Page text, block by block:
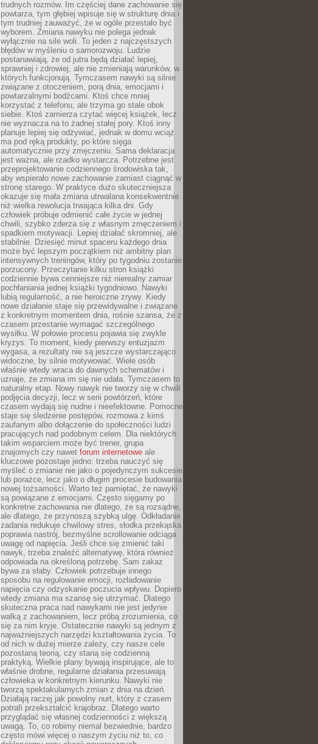
trudnych rozmów. Im częściej dane zachowanie się
powtarza, tym głębiej wpisuje się w strukturę dnia i
tym trudniej zauważyć, że w ogóle przestało być
wyborem. Zmiana nawyku nie polega jednak
wyłącznie na sile woli. To jeden z najczęstszych
błędów w myśleniu o samorozwoju. Ludzie
postanawiają, że od jutra będą działać lepiej,
sprawniej i zdrowiej, ale nie zmieniają warunków, w
których funkcjonują. Tymczasem nawyki są silnie
związane z otoczeniem, porą dnia, emocjami i
powtarzalnymi bodźcami. Ktoś chce mniej
korzystać z telefonu, ale trzyma go stale obok
siebie. Ktoś zamierza czytać więcej książek, lecz
nie wyznacza na to żadnej stałej pory. Ktoś inny
planuje lepiej się odżywiać, jednak w domu wciąż
ma pod ręką produkty, po które sięga
automatycznie przy zmęczeniu. Sama deklaracja
jest ważna, ale rzadko wystarcza. Potrzebne jest
przeprojektowanie codziennego środowiska tak,
aby wspierało nowe zachowanie zamiast ciągnąć w
stronę starego. W praktyce dużo skuteczniejsza
okazuje się mała zmiana utrwalana konsekwentnie
niż wielka rewolucja trwająca kilka dni. Gdy
człowiek próbuje odmienić całe życie w jednej
chwili, szybko zderza się z własnym zmęczeniem i
spadkiem motywacji. Lepiej działać skromniej, ale
stabilnie. Dziesięć minut spaceru każdego dnia
może być lepszym początkiem niż ambitny plan
intensywnych treningów, który po tygodniu zostanie
porzucony. Przeczytanie kilku stron książki
codziennie bywa cenniejsze niż nierealny zamiar
pochłaniania jednej książki tygodniowo. Nawyki
lubią regularność, a nie heroiczne zrywy. Kiedy
nowe działanie staje się przewidywalne i związane
z konkretnym momentem dnia, rośnie szansa, że z
czasem przestanie wymagać szczególnego
wysiłku. W połowie procesu pojawia się zwykle
kryzys. To moment, kiedy pierwszy entuzjazm
wygasa, a rezultaty nie są jeszcze wystarczająco
widoczne, by silnie motywować. Wiele osób
właśnie wtedy wraca do dawnych schematów i
uznaje, że zmiana im się nie udała. Tymczasem to
naturalny etap. Nowy nawyk nie tworzy się w chwili
podjęcia decyzji, lecz w serii powtórzeń, które
czasem wydają się nudne i nieefektowne. Pomocne
staje się śledzenie postępów, rozmowa z kimś
zaufanym albo dołączenie do społeczności ludzi
pracujących nad podobnym celem. Dla niektórych
takim wsparciem może być trener, grupa
znajomych czy nawet forum internetowe ale
kluczowe pozostaje jedno: trzeba nauczyć się
myśleć o zmianie nie jako o pojedynczym sukcesie
lub porażce, lecz jako o długim procesie budowania
nowej tożsamości. Warto też pamiętać, że nawyki
są powiązane z emocjami. Często sięgamy po
konkretne zachowania nie dlatego, że są rozsądne,
ale dlatego, że przynoszą szybką ulgę. Odkładanie
zadania redukuje chwilowy stres, słodka przekąska
poprawia nastrój, bezmyślne scrollowanie odciąga
uwagę od napięcia. Jeśli chce się zmienić taki
nawyk, trzeba znaleźć alternatywę, która również
odpowiada na określoną potrzebę. Sam zakaz
bywa za słaby. Człowiek potrzebuje innego
sposobu na regulowanie emocji, rozładowanie
napięcia czy odzyskanie poczucia wpływu. Dopiero
wtedy zmiana ma szansę się utrzymać. Dlatego
skuteczna praca nad nawykami nie jest jedynie
walką z zachowaniem, lecz próbą zrozumienia, co
się za nim kryje. Ostatecznie nawyki są jednym z
najważniejszych narzędzi kształtowania życia. To
od nich w dużej mierze zależy, czy nasze cele
pozostaną teorią, czy staną się codzienną
praktyką. Wielkie plany bywają inspirujące, ale to
właśnie drobne, regularne działania przesuwają
człowieka w konkretnym kierunku. Nawyki nie
tworzą spektakularnych zmian z dnia na dzień.
Działają raczej jak powolny nurt, który z czasem
potrafi przekształcić krajobraz. Dlatego warto
przyglądać się własnej codzienności z większą
uwagą. To, co robimy niemal bezwiednie, bardzo
często mówi więcej o naszym życiu niż to, co